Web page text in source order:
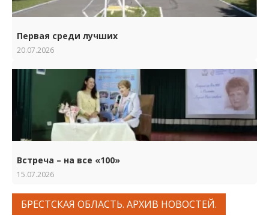
Первая среди лучших
20.07.2026
Встреча – на все «100»
15.07.2026
БРЕСТСКАЯ ОБЛАСТЬ. АРХИВ НОВОСТЕЙ.